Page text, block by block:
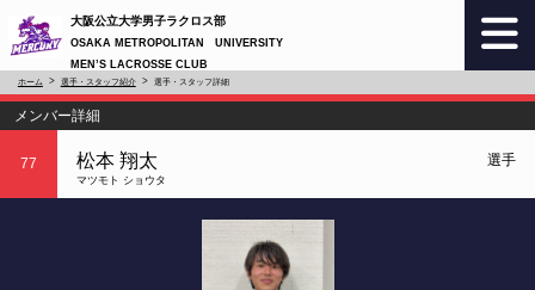
大阪公立大学男子ラクロス部
OSAKA METROPOLITAN UNIVERSITY
MEN’S LACROSSE CLUB
ホーム 選手・スタッフ紹介 選手・スタッフ詳細
メンバー詳細
77 松本 翔太
マツモト ショウタ
選手